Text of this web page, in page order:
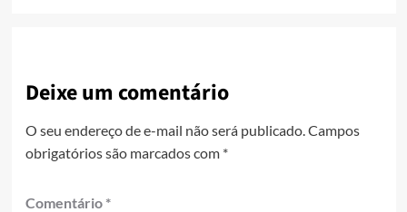
Deixe um comentário
O seu endereço de e-mail não será publicado. Campos
obrigatórios são marcados com *
Comentário *